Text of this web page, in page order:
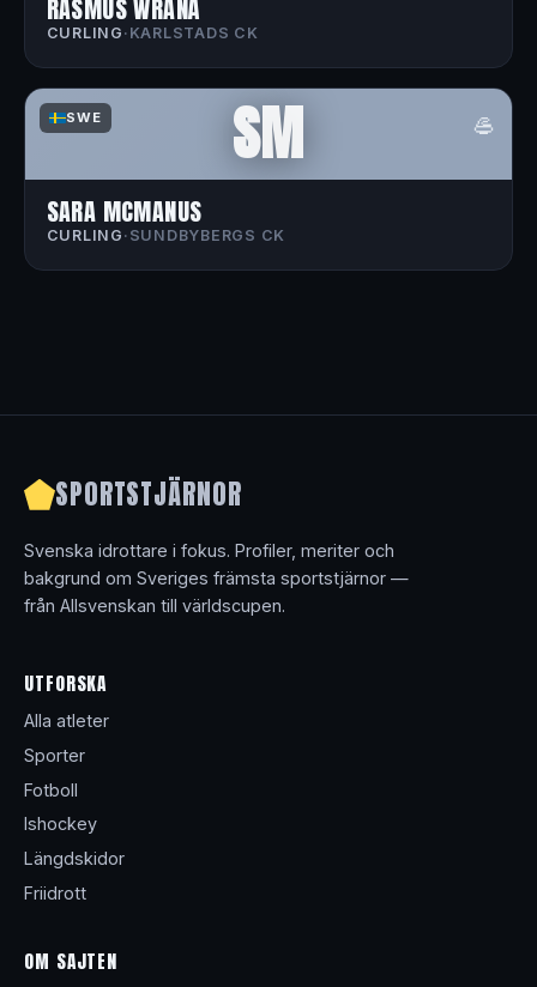
RASMUS WRANÅ
CURLING · KARLSTADS CK
SWE 🥌
SM
SARA MCMANUS
CURLING · SUNDBYBERGS CK
SPORTSTJÄRNOR
Svenska idrottare i fokus. Profiler, meriter och
bakgrund om Sveriges främsta sportstjärnor —
från Allsvenskan till världscupen.
UTFORSKA
Alla atleter
Sporter
Fotboll
Ishockey
Längdskidor
Friidrott
OM SAJTEN